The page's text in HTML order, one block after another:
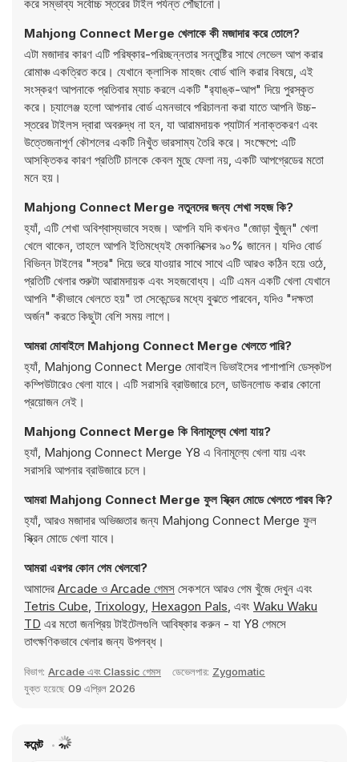
করে সম্ভাব্য সর্বোচ্চ স্তরের টাইল পর্যন্ত পৌঁছানো।
Mahjong Connect Merge খেলাকে কী মজাদার করে তোলে?
এটা মজাদার কারণ এটি পরিষ্কার-পরিচ্ছন্নতার সন্তুষ্টির সাথে লেভেল আপ করার
রোমাঞ্চ একত্রিত করে। যেখানে ক্লাসিক মাহজং বোর্ড খালি করার বিষয়ে, এই
সংস্করণ আপনাকে প্রতিবার ম্যাচ করলে একটি "র‍্যাঙ্ক-আপ" দিয়ে পুরস্কৃত
করে। চ্যালেঞ্জ হলো আপনার বোর্ড এমনভাবে পরিচালনা করা যাতে আপনি উচ্চ-
স্তরের টাইলস দ্বারা অবরুদ্ধ না হন, যা আরামদায়ক প্যাটার্ন শনাক্তকরণ এবং
উত্তেজনাপূর্ণ কৌশলের একটি নিখুঁত ভারসাম্য তৈরি করে। সংক্ষেপে: এটি
আসক্তিকর কারণ প্রতিটি চালকে কেবল মুছে ফেলা নয়, একটি আপগ্রেডের মতো
মনে হয়।
Mahjong Connect Merge নতুনদের জন্য শেখা সহজ কি?
হ্যাঁ, এটি শেখা অবিশ্বাস্যভাবে সহজ। আপনি যদি কখনও "জোড়া খুঁজুন" খেলা
খেলে থাকেন, তাহলে আপনি ইতিমধ্যেই মেকানিক্সের ৯০% জানেন। যদিও বোর্ড
বিভিন্ন টাইলের "স্তর" দিয়ে ভরে যাওয়ার সাথে সাথে এটি আরও কঠিন হয়ে ওঠে,
প্রতিটি খেলার শুরুটা আরামদায়ক এবং সহজবোধ্য। এটি এমন একটি খেলা যেখানে
আপনি "কীভাবে খেলতে হয়" তা সেকেন্ডের মধ্যে বুঝতে পারবেন, যদিও "দক্ষতা
অর্জন" করতে কিছুটা বেশি সময় লাগে।
আমরা মোবাইলে Mahjong Connect Merge খেলতে পারি?
হ্যাঁ, Mahjong Connect Merge মোবাইল ডিভাইসের পাশাপাশি ডেস্কটপ
কম্পিউটারেও খেলা যাবে। এটি সরাসরি ব্রাউজারে চলে, ডাউনলোড করার কোনো
প্রয়োজন নেই।
Mahjong Connect Merge কি বিনামূল্যে খেলা যায়?
হ্যাঁ, Mahjong Connect Merge Y8 এ বিনামূল্যে খেলা যায় এবং
সরাসরি আপনার ব্রাউজারে চলে।
আমরা Mahjong Connect Merge ফুল স্ক্রিন মোডে খেলতে পারব কি?
হ্যাঁ, আরও মজাদার অভিজ্ঞতার জন্য Mahjong Connect Merge ফুল
স্ক্রিন মোডে খেলা যাবে।
আমরা এরপর কোন গেম খেলবো?
আমাদের Arcade ও Arcade গেমস সেকশনে আরও গেম খুঁজে দেখুন এবং
Tetris Cube, Trixology, Hexagon Pals, এবং Waku Waku
TD এর মতো জনপ্রিয় টাইটেলগুলি আবিষ্কার করুন - যা Y8 গেমসে
তাৎক্ষণিকভাবে খেলার জন্য উপলব্ধ।
বিভাগ: Arcade এবং Classic গেমস ডেভেলপার: Zygomatic
যুক্ত হয়েছে 09 এপ্রিল 2026
কমেন্ট